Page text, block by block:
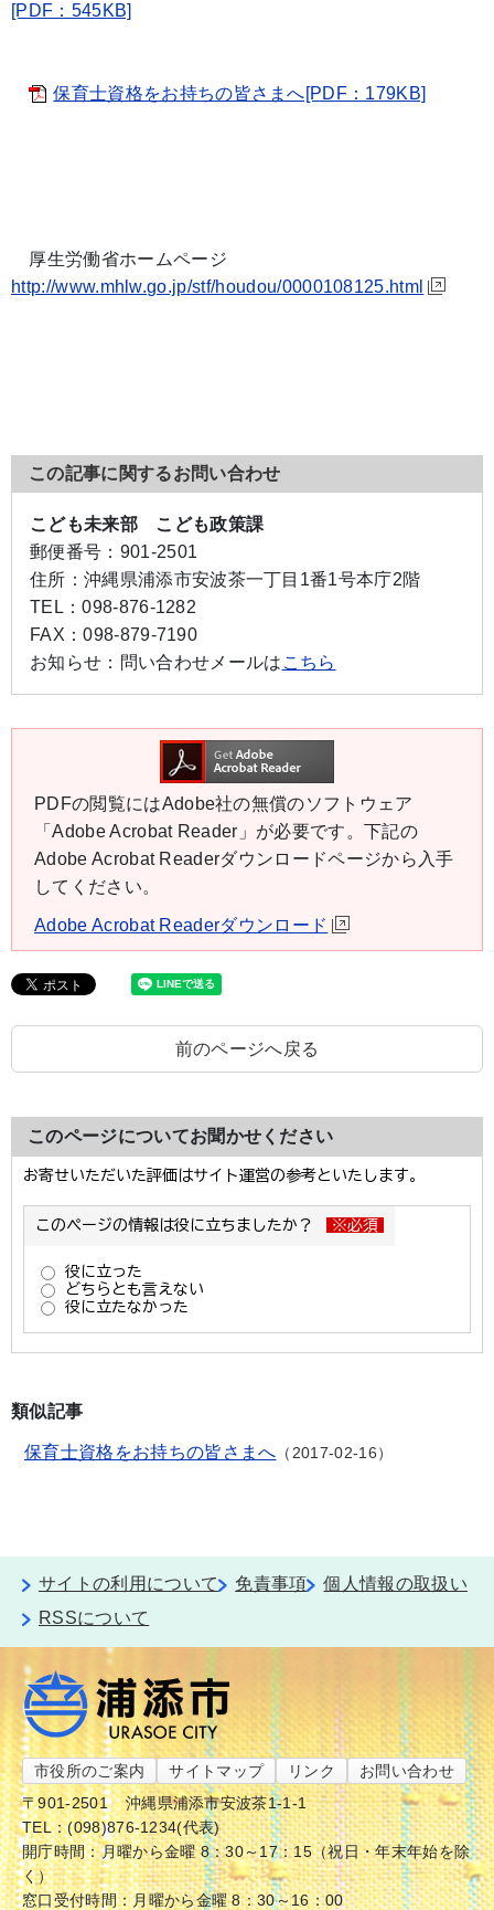
[PDF：545KB]
保育士資格をお持ちの皆さまへ[PDF：179KB]
厚生労働省ホームページ
http://www.mhlw.go.jp/stf/houdou/0000108125.html
この記事に関するお問い合わせ
こども未来部 こども政策課
郵便番号： 901-2501
住所： 沖縄県浦添市安波茶一丁目1番1号本庁2階
TEL：098-876-1282
FAX：098-879-7190
お知らせ： 問い合わせメールは こちら
PDFの閲覧にはAdobe社の無償のソフトウェア
「Adobe Acrobat Reader」が必要です。下記の
Adobe Acrobat Readerダウンロードページから入手
してください。
Adobe Acrobat Readerダウンロード
前のページへ戻る
このページについてお聞かせください
類似記事
保育士資格をお持ちの皆さまへ 2017-02-16
サイトの利用について 免責事項
個人情報の取扱い
RSSについて
市役所のご案内 サイトマップ リンク
お問い合わせ
〒901-2501
沖縄県浦添市安波茶1-1-1
TEL：(098)876-1234(代表)
開庁時間：月曜から金曜 8：30～17：15（祝日・年末年始を除
く）
窓口受付時間：月曜から金曜 8：30～16：00